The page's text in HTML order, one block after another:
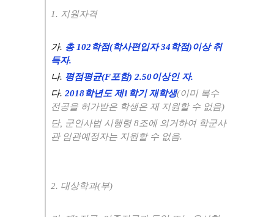
1. 지원자격
가. 총 102학점(학사편입자 34학점)이상 취
득자.
나. 평점평균(F포함) 2.50이상인 자.
다. 2018학년도 제1학기 재학생(이미 복수
전공을 허가받은 학생은 재 지원할 수 없음)
단, 군인사법 시행령 8조에 의거하여 학군사
관 임관예정자는 지원할 수 없음.
2. 대상학과(부)